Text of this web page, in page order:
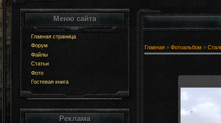
Меню сайта
Главная страница
Форум
Файлы
Статьи
Фото
Гостевая книга
Реклама
Главная » Фотоальбом »